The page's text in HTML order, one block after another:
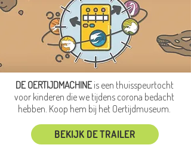
DE OERTIJDMACHINE is een thuisspeurtocht
voor kinderen die we tijdens corona bedacht
hebben. Koop hem bij het Oertijdmuseum.
BEKIJK DE TRAILER